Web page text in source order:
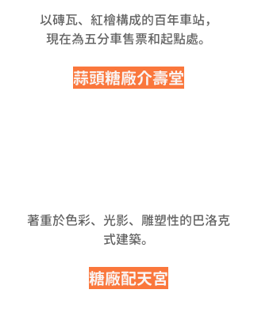
以磚瓦、紅檜構成的百年車站，
現在為五分車售票和起點處。
蒜頭糖廠介壽堂
著重於色彩、光影、雕塑性的巴洛克
式建築。
糖廠配天宮